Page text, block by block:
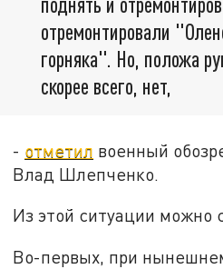
отремонтировали
горняка". Но, положа
скорее всего, нет,
- отметил военный
Влад Шлепченко.
Из этой ситуации можно
Во-первых, при